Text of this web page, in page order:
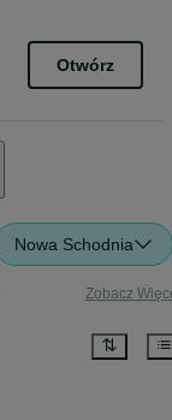
Otwórz
Nowa Schodnia
Zobacz